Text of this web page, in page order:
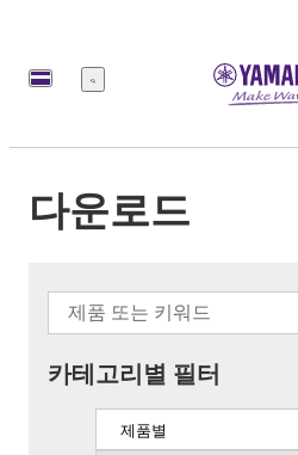
메
다운로드
카테고리별 필터